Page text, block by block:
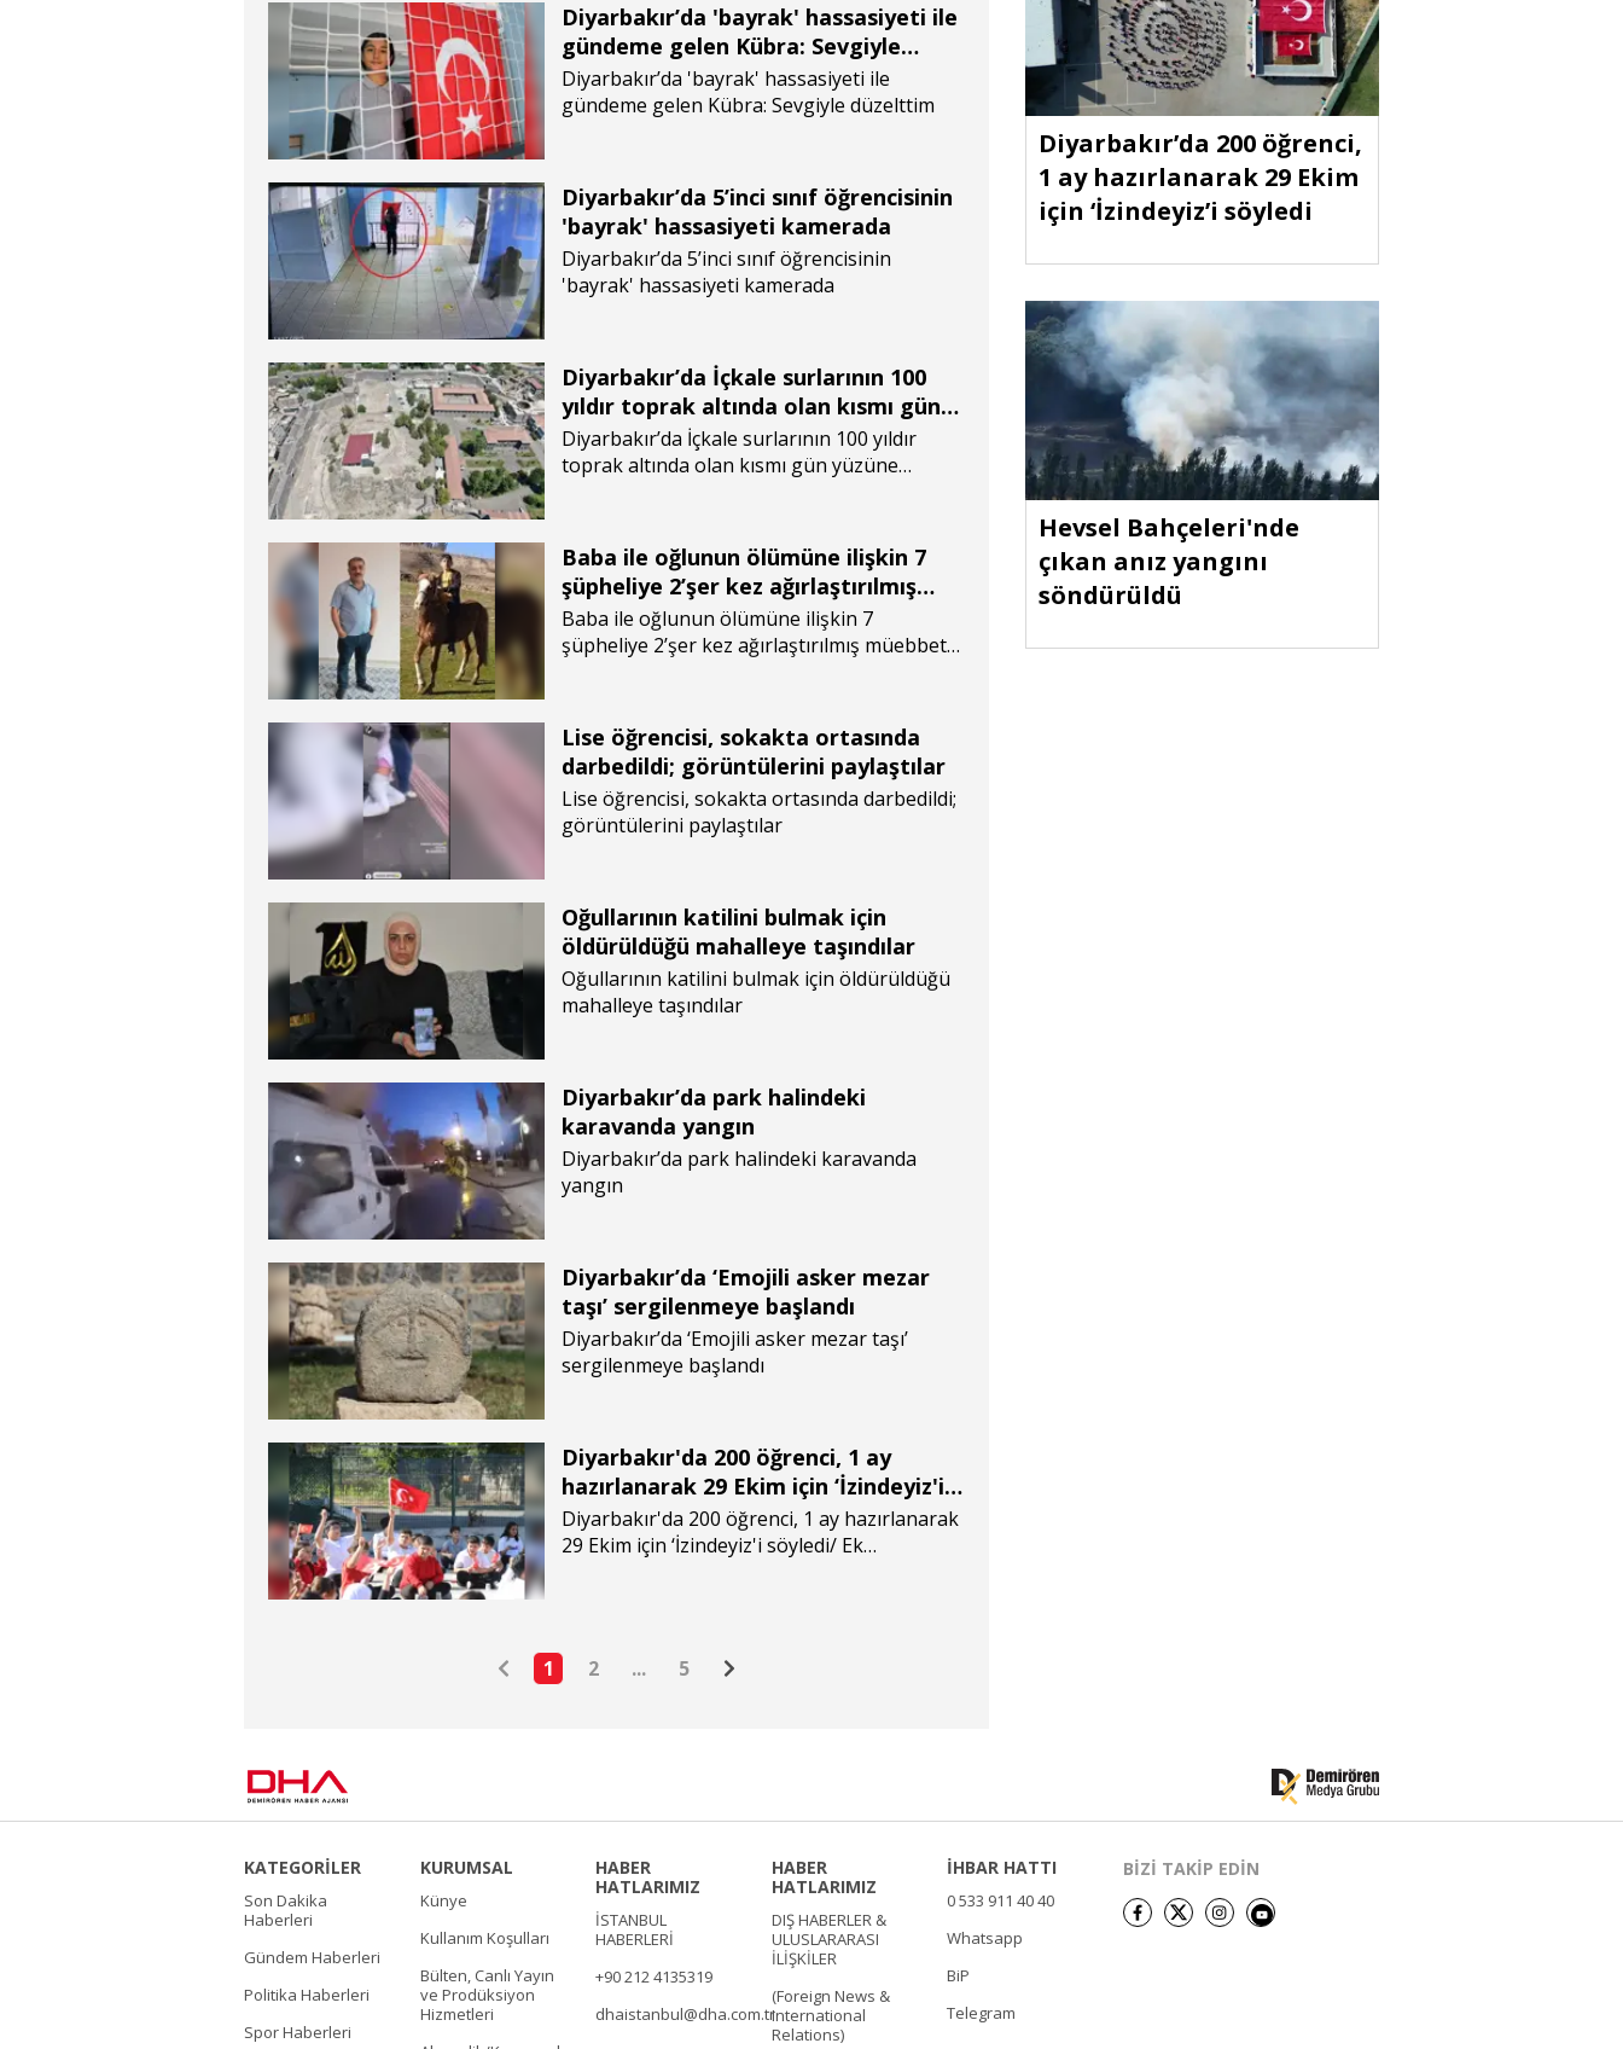
Diyarbakır’da 'bayrak' hassasiyeti ile
gündeme gelen Kübra: Sevgiyle
düzelttim
Diyarbakır’da 'bayrak' hassasiyeti ile
gündeme gelen Kübra: Sevgiyle düzelttim
Diyarbakır’da 5’inci sınıf öğrencisinin
'bayrak' hassasiyeti kamerada
Diyarbakır’da 5’inci sınıf öğrencisinin
'bayrak' hassasiyeti kamerada
Diyarbakır’da İçkale surlarının 100
yıldır toprak altında olan kısmı gün
yüzüne çıkarıldı
Diyarbakır’da İçkale surlarının 100 yıldır
toprak altında olan kısmı gün yüzüne
Baba ile oğlunun ölümüne ilişkin 7
şüpheliye 2’şer kez ağırlaştırılmış
müebbet hapis istendi
Baba ile oğlunun ölümüne ilişkin 7
şüpheliye 2’şer kez ağırlaştırılmış müebbet
Lise öğrencisi, sokakta ortasında
darbedildi; görüntülerini paylaştılar
Lise öğrencisi, sokakta ortasında darbedildi;
görüntülerini paylaştılar
Oğullarının katilini bulmak için
öldürüldüğü mahalleye taşındılar
Oğullarının katilini bulmak için öldürüldüğü
mahalleye taşındılar
Diyarbakır’da park halindeki
karavanda yangın
Diyarbakır’da park halindeki karavanda
yangın
Diyarbakır’da ‘Emojili asker mezar
taşı’ sergilenmeye başlandı
Diyarbakır’da ‘Emojili asker mezar taşı’
sergilenmeye başlandı
Diyarbakır'da 200 öğrenci, 1 ay
hazırlanarak 29 Ekim için ‘İzindeyiz'i
söyledi/ Ek fotoğraflar
Diyarbakır'da 200 öğrenci, 1 ay hazırlanarak
29 Ekim için ‘İzindeyiz'i söyledi/ Ek
1 2 ... 5
Diyarbakır’da 200 öğrenci,
1 ay hazırlanarak 29 Ekim
için ‘İzindeyiz’i söyledi
Hevsel Bahçeleri'nde
çıkan anız yangını
söndürüldü
KATEGORİLER
Son Dakika
Haberleri
Gündem Haberleri
Politika Haberleri
Spor Haberleri
KURUMSAL
Künye
Kullanım Koşulları
Bülten, Canlı Yayın
ve Prodüksiyon
Hizmetleri
HABER
HATLARIMIZ
İSTANBUL
HABERLERİ
+90 212 4135319
dhaistanbul@dha.com.tr
HABER
HATLARIMIZ
DIŞ HABERLER &
ULUSLARARASI
İLİŞKİLER
(Foreign News &
International
Relations)
İHBAR HATTI
0 533 911 40 40
Whatsapp
BiP
Telegram
BİZİ TAKİP EDİN